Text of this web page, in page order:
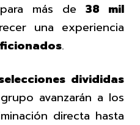
más de 38 mil
una experiencia
.
divididas
avanzarán a los
directa hasta